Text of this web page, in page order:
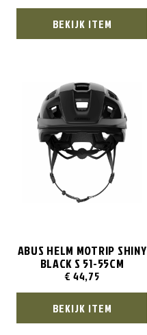
BEKIJK ITEM
ABUS HELM MOTRIP SHINY
BLACK S 51-55CM
€ 44,75
BEKIJK ITEM